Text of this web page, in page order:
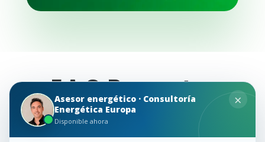
F.A.Q Preguntas
Frecuentes
Asesor energético · Consultoría
Energética Europa
Disponible ahora
×